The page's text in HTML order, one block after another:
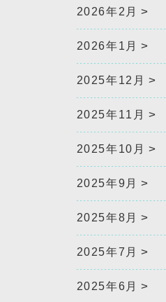
2026年2月
2026年1月
2025年12月
2025年11月
2025年10月
2025年9月
2025年8月
2025年7月
2025年6月